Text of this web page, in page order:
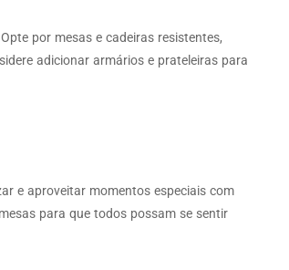
por mesas e cadeiras resistentes,
adicionar armários e prateleiras para
e aproveitar momentos especiais com
para que todos possam se sentir